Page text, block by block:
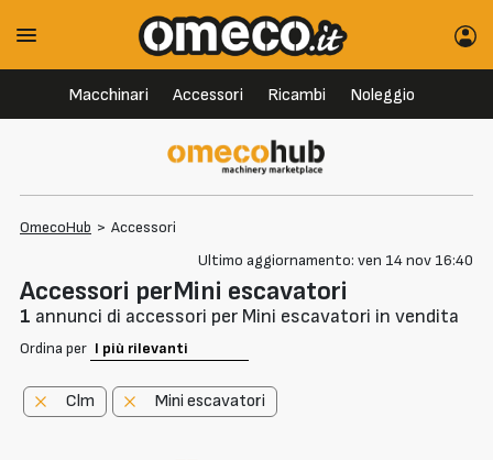
Macchinari Accessori Ricambi Noleggio
OmecoHub > Accessori
Ultimo aggiornamento: ven 14 nov 16:40
Accessori perMini escavatori
1 annunci di accessori per Mini escavatori in vendita
Ordina per
Clm Mini escavatori